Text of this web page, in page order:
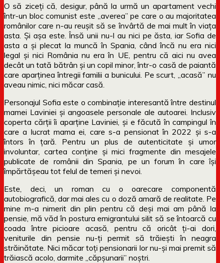
O să ziceți că, desigur, până la urmă un apartament vechi
într-un bloc comunist este „averea” pe care o au majoritatea
românilor care n-au reușit să se învârtă de mai mult în viața
asta. Și așa este. Însă unii nu-l au nici pe ăsta, iar Sofia de
asta a și plecat la muncă în Spania, când încă nu era nici
legal și nici România nu era în UE, pentru că aici nu avea
decât un tată bătrân și un copil minor, într-o casă de paiantă
care aparținea întregii familii a bunicului. Pe scurt, „acasă” nu
aveau nimic, nici măcar casă.
Personajul Sofia este o combinație interesantă între destinul
mamei Laviniei și angoasele personale ale autoarei. Inclusiv
coperta cărții îi aparține Laviniei, și e făcută în campingul în
care a lucrat mama ei, care s-a pensionat în 2022 și s-a
întors în țară. Pentru un plus de autenticitate și umor
involuntar, cartea conține și mici fragmente din mesajele
publicate de românii din Spania, pe un forum în care își
împărtășeau tot felul de temeri și nevoi.
Este, deci, un roman cu o oarecare componentă
autobiografică, dar mai ales cu o doză amară de realitate. Pe
mine m-a nimerit din plin pentru că deși mai am până la
pensie, mă văd în postura emigrantului silit să se întoarcă cu
coada între picioare acasă, pentru că oricât ți-ai dori,
veniturile din pensie nu-ți permit să trăiești în neagra
străinătate. Nici măcar toți pensionarii lor nu-și mai premit să
trăiască acolo, darmite „căpșunarii” noștri.